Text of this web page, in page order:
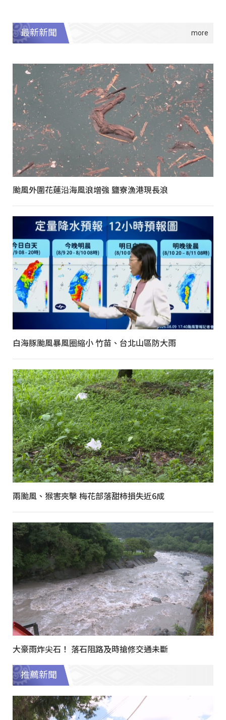
最新新聞
颱風外圍花蓮沿海風浪增強 鹽寮漁港現長浪
白海豚颱風暴風圈縮小 竹苗、台北山區防大雨
兩颱風、猴害夾擊 梅花部落甜柿損失近6成
大豪雨炸尖石！ 落石阻路及時搶修交通未斷
推薦新聞